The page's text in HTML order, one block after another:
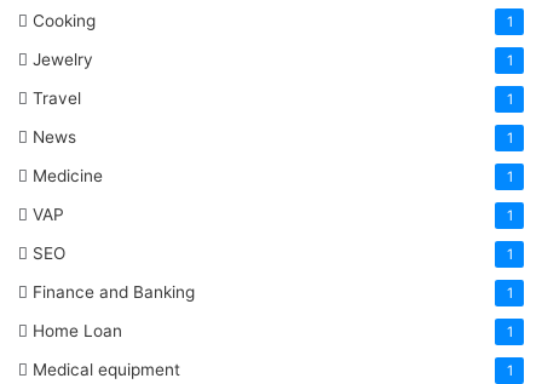
Cooking 1
Jewelry 1
Travel 1
News 1
Medicine 1
VAP 1
SEO 1
Finance and Banking 1
Home Loan 1
Medical equipment 1